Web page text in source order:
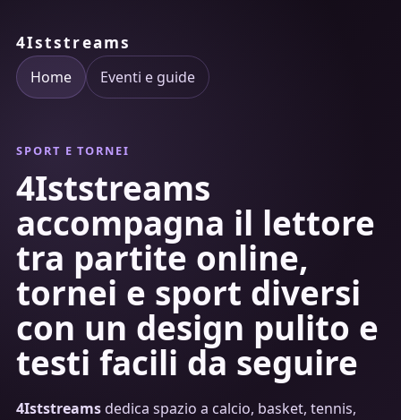
4Iststreams
Home Eventi e guide
SPORT E TORNEI
4Iststreams
accompagna il lettore
tra partite online,
tornei e sport diversi
con un design pulito e
testi facili da seguire
4Iststreamsdedica spazio a calcio, basket, tennis,